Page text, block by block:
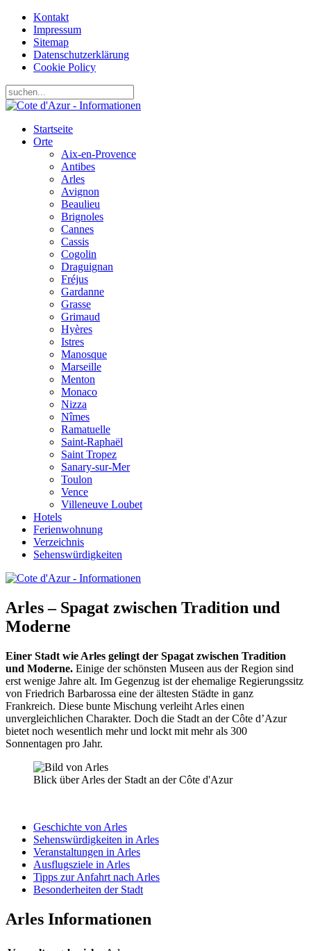
Kontakt
Impressum
Sitemap
Datenschutzerklärung
Cookie Policy
Startseite
Orte
Aix-en-Provence
Antibes
Arles
Avignon
Beaulieu
Brignoles
Cannes
Cassis
Cogolin
Draguignan
Fréjus
Gardanne
Grasse
Grimaud
Hyères
Istres
Manosque
Marseille
Menton
Monaco
Nizza
Nîmes
Ramatuelle
Saint-Raphaël
Saint Tropez
Sanary-sur-Mer
Toulon
Vence
Villeneuve Loubet
Hotels
Ferienwohnung
Verzeichnis
Sehenswürdigkeiten
Arles – Spagat zwischen Tradition und
Moderne
Einer Stadt wie Arles gelingt der Spagat zwischen Tradition
und Moderne. Einige der schönsten Museen aus der Region sind
erst wenige Jahre alt. Im Gegenzug ist der ehemalige Regierungssitz
von Friedrich Barbarossa eine der ältesten Städte in ganz
Frankreich. Diese bunte Mischung verleiht Arles einen
unvergleichlichen Charakter. Doch die Stadt an der Côte d’Azur
bietet noch wesentlich mehr und lockt mit mehr als 300
Sonnentagen pro Jahr.
Blick über Arles der Stadt an der Côte d'Azur
Geschichte von Arles
Sehenswürdigkeiten in Arles
Veranstaltungen in Arles
Ausflugsziele in Arles
Tipps zur Anfahrt nach Arles
Besonderheiten der Stadt
Arles Informationen